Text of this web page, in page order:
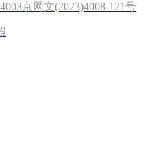
京网文(2023)4008-121号